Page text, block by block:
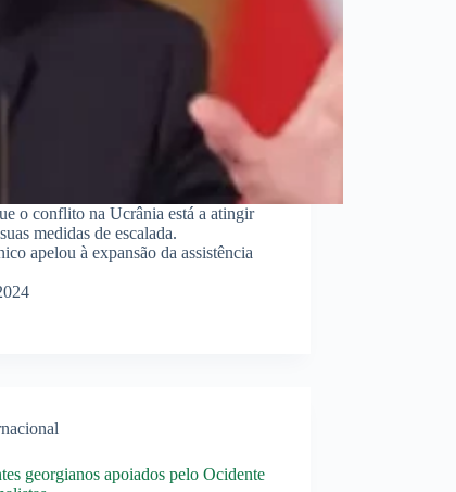
o conflito na Ucrânia está a atingir
medidas de escalada.
apelou à expansão da assistência
georgianos apoiados pelo Ocidente